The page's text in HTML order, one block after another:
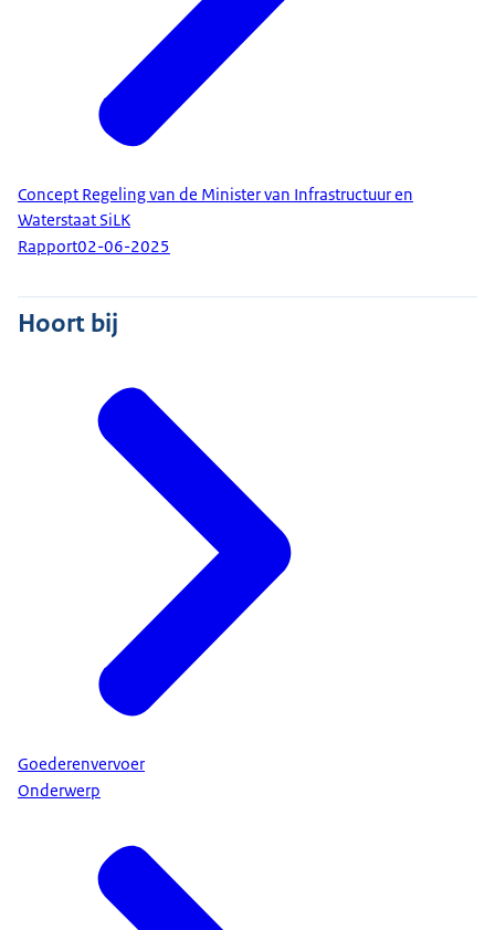
Concept Regeling van de Minister van Infrastructuur en
Waterstaat SiLK
Rapport02-06-2025
Hoort bij
Goederenvervoer
Onderwerp